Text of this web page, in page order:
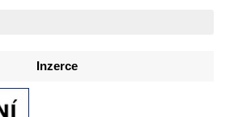
Inzerce